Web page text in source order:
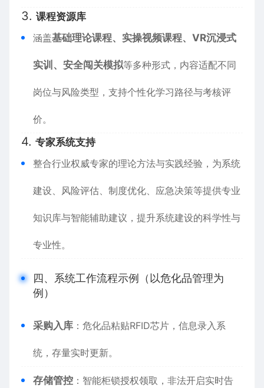
3. 课程资源库
涵盖基础理论课程、实操视频课程、VR沉浸式
实训、安全闯关模拟等多种形式，内容适配不同
岗位与风险类型，支持个性化学习路径与考核评
价。
4. 专家系统支持
整合行业权威专家的理论方法与实践经验，为系统
建设、风险评估、制度优化、应急决策等提供专业
知识库与智能辅助建议，提升系统建设的科学性与
专业性。
四、系统工作流程示例（以危化品管理为
例）
采购入库 ：危化品粘贴RFID芯片，信息录入系
统，存量实时更新。
存储管控 ：智能柜锁授权领取，非法开启实时告